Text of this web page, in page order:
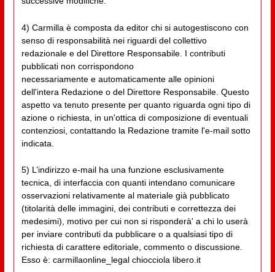
4) Carmilla è composta da editor chi si autogestiscono con
senso di responsabilità nei riguardi del collettivo
redazionale e del Direttore Responsabile. I contributi
pubblicati non corrispondono
necessariamente e automaticamente alle opinioni
dell'intera Redazione o del Direttore Responsabile. Questo
aspetto va tenuto presente per quanto riguarda ogni tipo di
azione o richiesta, in un'ottica di composizione di eventuali
contenziosi, contattando la Redazione tramite l'e-mail sotto
indicata.
5) L’indirizzo e-mail ha una funzione esclusivamente
tecnica, di interfaccia con quanti intendano comunicare
osservazioni relativamente al materiale già pubblicato
(titolarità delle immagini, dei contributi e correttezza dei
medesimi), motivo per cui non si risponderà' a chi lo userà
per inviare contributi da pubblicare o a qualsiasi tipo di
richiesta di carattere editoriale, commento o discussione.
Esso è: carmillaonline_legal chiocciola libero.it